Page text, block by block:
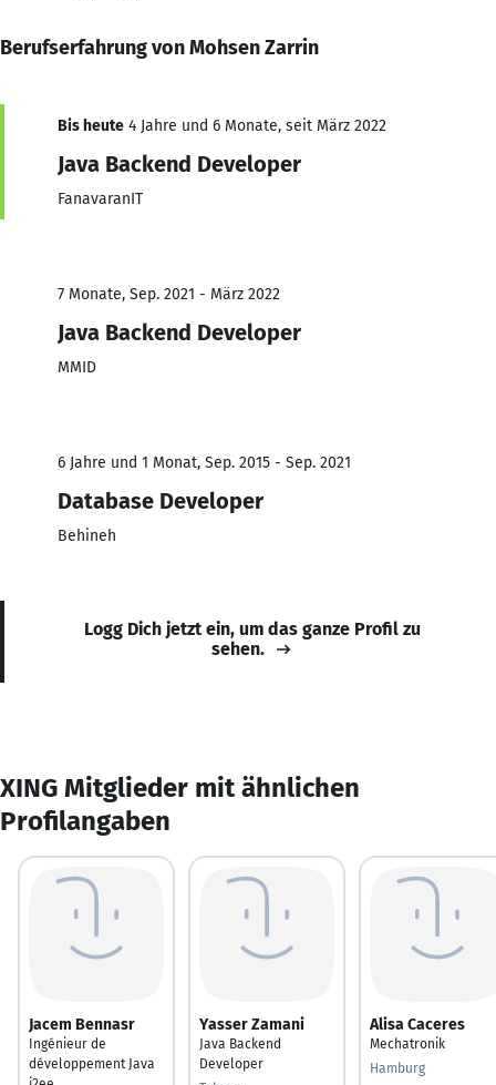
Berufserfahrung von Mohsen Zarrin
Bis heute 4 Jahre und 6 Monate, seit März 2022
Java Backend Developer
FanavaranIT
7 Monate, Sep. 2021 - März 2022
Java Backend Developer
MMID
6 Jahre und 1 Monat, Sep. 2015 - Sep. 2021
Database Developer
Behineh
Logg Dich jetzt ein, um das ganze Profil zu
sehen.
XING Mitglieder mit ähnlichen
Profilangaben
Jacem Bennasr
Ingénieur de
développement Java
Yasser Zamani
Java Backend
Developer
Alisa Caceres
Mechatronik
Hamburg